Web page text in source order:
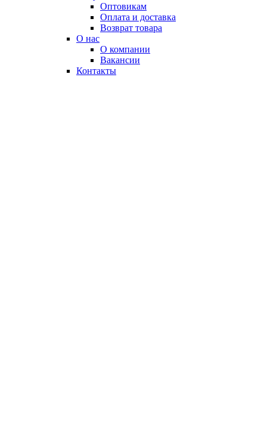
Оптовикам
Оплата и доставка
Возврат товара
О нас
О компании
Вакансии
Контакты